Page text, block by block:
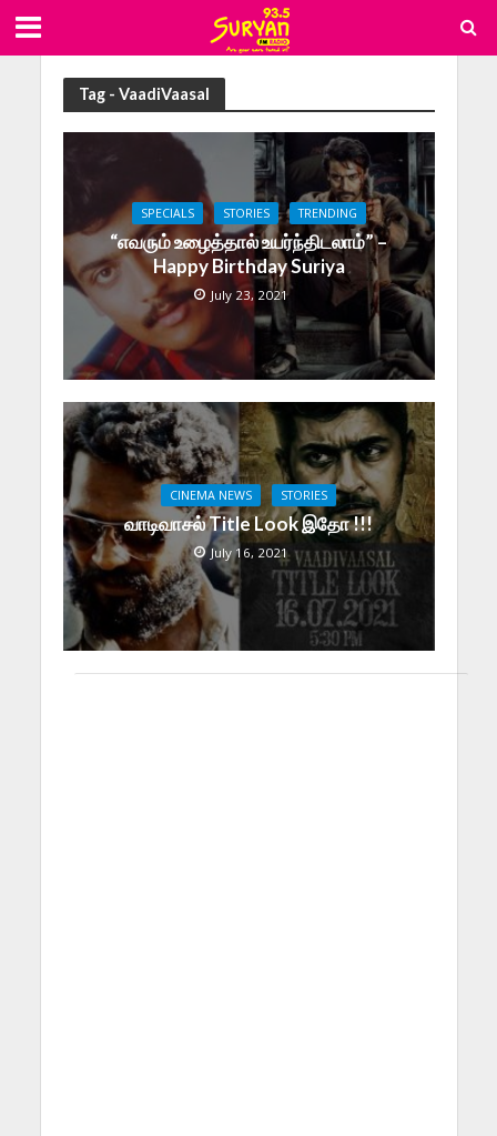
Tag - VaadiVaasal
SPECIALS STORIES TRENDING
“எவரும் உழைத்தால் உயர்ந்திடலாம்” –
Happy Birthday Suriya
July 23, 2021
CINEMA NEWS STORIES
வாடிவாசல் Title Look இதோ !!!
July 16, 2021